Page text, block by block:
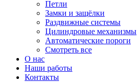
Петли
Замки и защёлки
Раздвижные системы
Цилиндровые механизмы
Автоматические пороги
Смотреть все
О нас
Наши работы
Контакты